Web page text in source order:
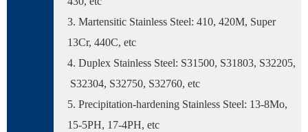
3. Martensitic Stainless Steel: 410, 420M, Super
13Cr, 440C, etc
4. Duplex Stainless Steel: S31500, S31803, S32205,
S32304, S32750, S32760, etc
5. Precipitation-hardening Stainless Steel: 13-8Mo,
15-5PH, 17-4PH, etc